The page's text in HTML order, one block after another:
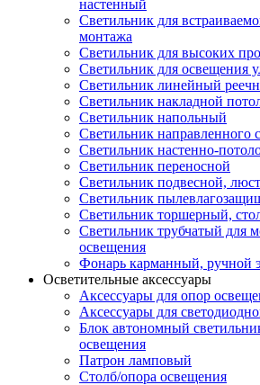
настенный
Светильник для
монтажа
Светильник для высоких
Светильник для освещения
Светильник линейный
Светильник накладной
Светильник напольный
Светильник направленного
Светильник настенно-
Светильник переносной
Светильник подвесной,
Светильник
Светильник торшерный,
Светильник трубчатый для
освещения
Фонарь карманный, ручной
Осветительные аксессуары
Аксессуары для опор
Аксессуары для
Блок автономный
освещения
Патрон ламповый
Столб/опора освещения